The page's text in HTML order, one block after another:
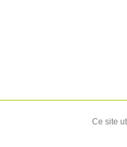
Ce site